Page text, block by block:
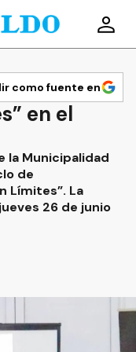
como fuente en
en el
la Municipalidad
de
Límites”. La
26 de junio